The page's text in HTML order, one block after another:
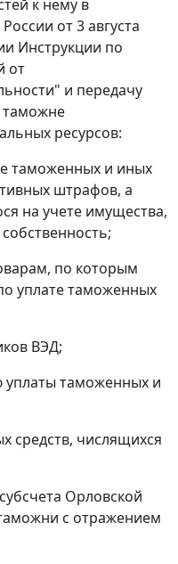
к нему в
от 3 августа
Инструкции по
от
и передачу
таможне
ресурсов:
таможенных и иных
штрафов, а
на учете имущества,
по которым
уплате таможенных
ВЭД;
уплаты таможенных и
средств, числящихся
Орловской
с отражением